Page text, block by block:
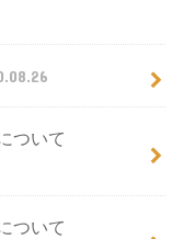
ついて
ついて